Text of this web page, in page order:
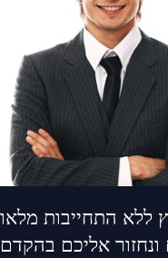
ללא התחייבות
אליכם